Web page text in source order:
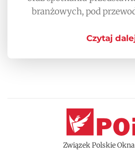
branżowych, pod
Czytaj
Związek Polskie